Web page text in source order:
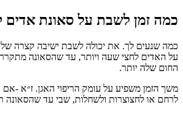
כמה זמן לשבת על סאונת אדים
על האדים לחצי שעה ויותר, עד שהסאונה
החום שלה יותר.
משך הזמן משפיע על עומק הריפוי האגן. ז״א -אם
לרחם או לחצוצרות ולשחלות, שבי עד שהסאונה